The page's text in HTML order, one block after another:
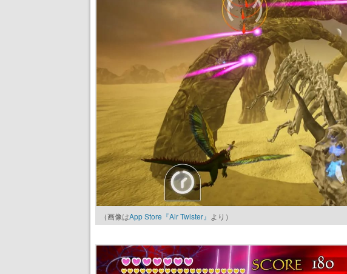
（画像はApp Store『Air Twister』 より）